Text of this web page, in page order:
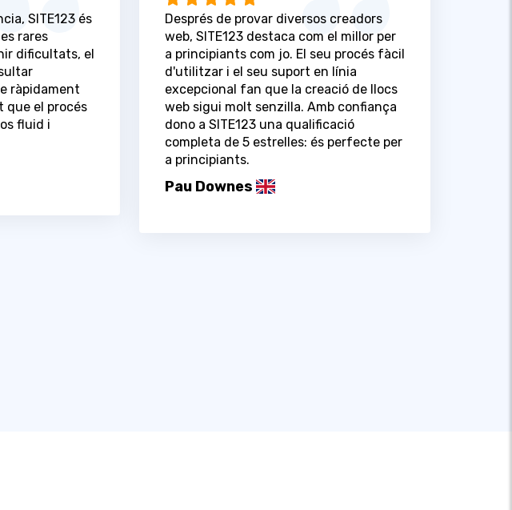
SITE123 és
rares
dificultats, el
ràpidament
que el procés
fluid i
Després de provar diversos creadors
web, SITE123 destaca com el millor per
a principiants com jo. El seu procés fàcil
d'utilitzar i el seu suport en línia
excepcional fan que la creació de llocs
web sigui molt senzilla. Amb confiança
dono a SITE123 una qualificació
completa de 5 estrelles: és perfecte per
a principiants.
Pau Downes